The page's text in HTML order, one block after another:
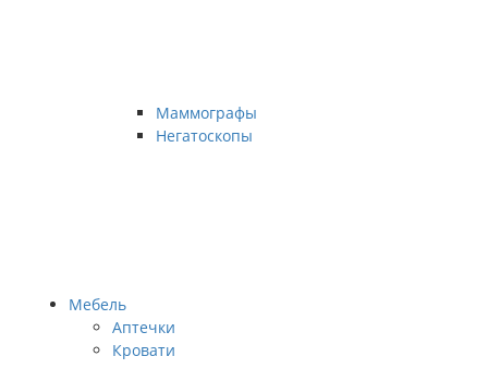
Маммографы
Негатоскопы
Мебель
Аптечки
Кровати